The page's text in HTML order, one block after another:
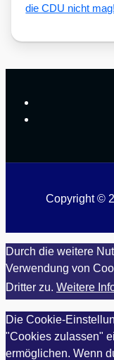
die CDU nicht mag!
Copyright ©
Durch die weitere
Verwendung von
Dritter zu. Weitere
Die Cookie-
"Cookies zulassen"
ermöglichen. Wenn